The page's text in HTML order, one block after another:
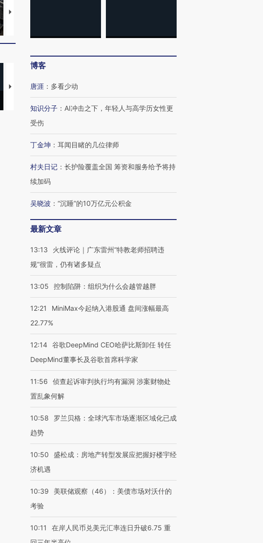
马航飞行员跨国走私7万
【推广】走进第四届链博
会，让数智科技“链”接产
【特别呈现】寻找100种
有意思的生活方式·第三对
CFO：不靠规模取胜，华
住三大增长引擎是什么？
博客
唐涯 ： 多看少动
知识分子 ： AI冲击之下，年轻人与高学历女性更
受伤
丁金坤 ： 耳闻目睹的几位律师
村夫日记 ： 长护险覆盖全国 筹资和服务给予将持
续加码
吴晓波 ： “沉睡”的10万亿元公积金
最新文章
13:13
火线评论｜广东雷州“特教老师招聘违
规”很雷，仍有诸多疑点
13:05 控制陷阱：组织为什么会越管越胖
12:21
MiniMax今起纳入港股通 盘间涨幅最高
22.77%
12:14 谷歌DeepMind CEO哈萨比斯卸任 转任
DeepMind董事长及谷歌首席科学家
11:56
侦查起诉审判执行均有漏洞 涉案财物处
置乱象何解
10:58
罗兰贝格：全球汽车市场逐渐区域化已成
趋势
10:50
盛松成：房地产转型发展应把握好楼宇经
济机遇
10:39
美联储观察（46）：美债市场对沃什的
考验
10:11
在岸人民币兑美元汇率连日升破6.75 重